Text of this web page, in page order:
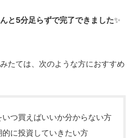
と5分足らずで完了できました✨
たては、次のような方におすすめ
いつ買えばいいか分からない方
的に投資していきたい方